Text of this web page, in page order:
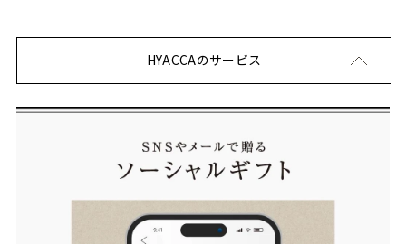
HYACCAのサービス